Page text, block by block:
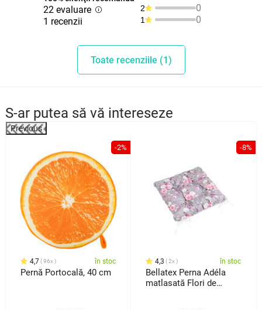
22 evaluare
1 recenzii
2 0
1 0
Toate recenziile (1)
S-ar putea să vă intereseze
Previous
-2%
4,7 96x în stoc
Pernă Portocală, 40 cm
-8%
4,3 2x în stoc
Bellatex Perna Adéla
matlasată Flori de